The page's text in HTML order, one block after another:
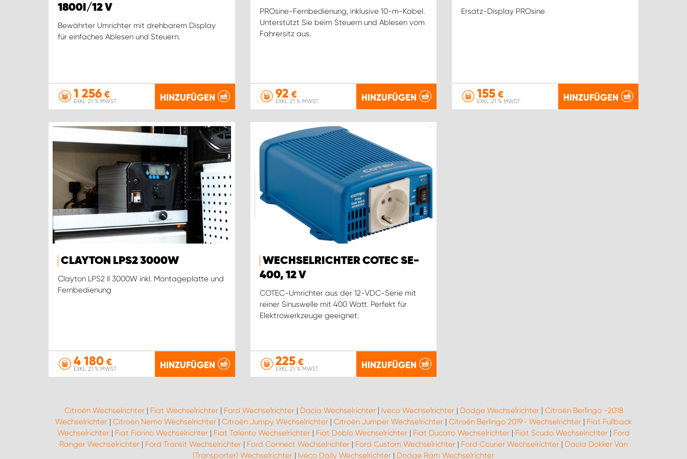
1800I/12 V
Bewährter Umrichter mit drehbarem Display
für einfaches Ablesen und Steuern.
1 256 €
EXKL. 21 % MWST. HINZUFÜGEN
PROsine-Fernbedienung, inklusive 10-m-Kabel.
Unterstützt Sie beim Steuern und Ablesen vom
Fahrersitz aus.
92 €
EXKL. 21 % MWST. HINZUFÜGEN
Ersatz-Display PROsine
155 €
EXKL. 21 % MWST. HINZUFÜGEN
CLAYTON LPS2 3000W
Clayton LPS2 II 3000W inkl. Montageplatte und
Fernbedienung
4 180 €
EXKL. 21 % MWST. HINZUFÜGEN
WECHSELRICHTER COTEC SE-
400, 12 V
COTEC-Umrichter aus der 12-VDC-Serie mit
reiner Sinuswelle mit 400 Watt. Perfekt für
Elektrowerkzeuge geeignet.
225€
EXKL. 21 % MWST. HINZUFÜGEN
Citroën Wechselrichter| Fiat Wechselrichter| Ford Wechselrichter| Dacia Wechselrichter| Iveco Wechselrichter| Dodge Wechselrichter| Citroën Berlingo -2018
Wechselrichter | Citroën Nemo Wechselrichter | Citroën Jumpy Wechselrichter | Citroën Jumper Wechselrichter | Citroën Berlingo 2019- Wechselrichter | Fiat Fullback
Wechselrichter | Fiat Fiorino Wechselrichter | Fiat Talento Wechselrichter | Fiat Doblo Wechselrichter | Fiat Ducato Wechselrichter | Fiat Scudo Wechselrichter | Ford
Ranger Wechselrichter | Ford Transit Wechselrichter | Ford Connect Wechselrichter | Ford Custom Wechselrichter | Ford Courier Wechselrichter | Dacia Dokker Van
(Transporter) Wechselrichter | Iveco Daily Wechselrichter | Dodge Ram Wechselrichter